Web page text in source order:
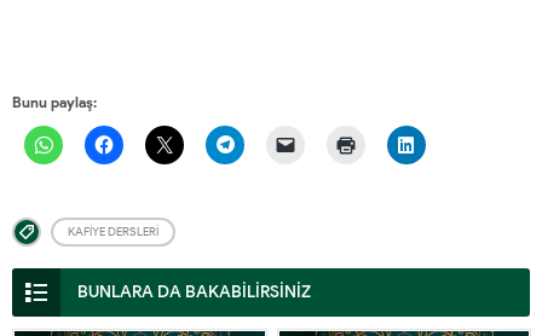
Bunu paylaş:
KAFIYE DERSLERI
BUNLARA DA BAKABİLİRSİNİZ